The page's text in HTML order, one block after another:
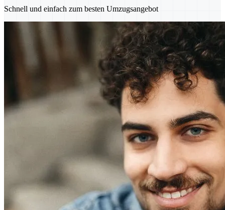
Schnell und einfach zum besten Umzugsangebot